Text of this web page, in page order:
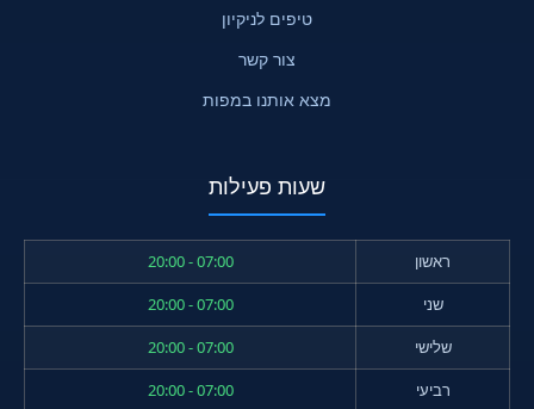
טיפים לניקיון
צור קשר
מצא אותנו במפות
שעות פעילות
ראשון
07:00 - 20:00
שני
07:00 - 20:00
שלישי
07:00 - 20:00
רביעי
07:00 - 20:00